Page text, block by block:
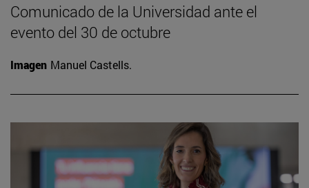
Comunicado de la Universidad ante el
evento del 30 de octubre
Imagen Manuel Castells.